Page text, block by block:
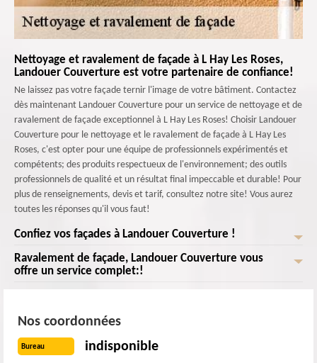
Nettoyage et ravalement de façade à L Hay Les Roses,
Landouer Couverture est votre partenaire de confiance!
Ne laissez pas votre façade ternir l'image de votre bâtiment. Contactez
dès maintenant Landouer Couverture pour un service de nettoyage et de
ravalement de façade exceptionnel à L Hay Les Roses! Choisir Landouer
Couverture pour le nettoyage et le ravalement de façade à L Hay Les
Roses, c'est opter pour une équipe de professionnels expérimentés et
compétents; des produits respectueux de l'environnement; des outils
professionnels de qualité et un résultat final impeccable et durable! Pour
plus de renseignements, devis et tarif, consultez notre site! Vous aurez
toutes les réponses qu'il vous faut!
Confiez vos façades à Landouer Couverture !
Landouer Couverture le ravaleur de façade à L Hay Les Roses est prêt à
vous offrir un service impeccable! Nous éliminons efficacement les
réparations soigneuses des fissures, des éclats de peinture et des
dommages structurels. Nous appliquons ensuite des revêtements de
haute qualité pour protéger votre façade contre les intempéries, les UV
Ravalement de façade, Landouer Couverture vous
offre un service complet:!
est prête à vous offrir un service d'une qualité! Nous nous spécialisons
dépôts indésirables présents sur votre façade. Nous effectuons avec soin
Nos coordonnées
Bureau indisponible